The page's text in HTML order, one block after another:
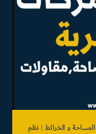
المساحة و الخرائط | نظم